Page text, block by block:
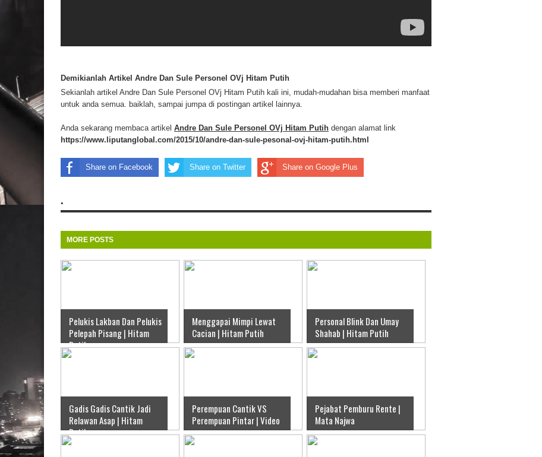
Demikianlah Artikel Andre Dan Sule Personel OVj Hitam Putih
Sekianlah artikel Andre Dan Sule Personel OVj Hitam Putih kali ini, mudah-mudahan bisa memberi manfaat
untuk anda semua. baiklah, sampai jumpa di postingan artikel lainnya.
Anda sekarang membaca artikel Andre Dan Sule Personel OVj Hitam Putih dengan alamat link
https://www.liputanglobal.com/2015/10/andre-dan-sule-pesonal-ovj-hitam-putih.html
Share on Facebook Share on Twitter Share on Google Plus
.
MORE POSTS
Pelukis Lakban Dan Pelukis
Pelepah Pisang | Hitam
Putih
Menggapai Mimpi Lewat
Cacian | Hitam Putih
Personal Blink Dan Umay
Shahab | Hitam Putih
Gadis Gadis Cantik Jadi
Relawan Asap | Hitam
Putih
Perempuan Cantik VS
Perempuan Pintar | Video
Pejabat Pemburu Rente |
Mata Najwa